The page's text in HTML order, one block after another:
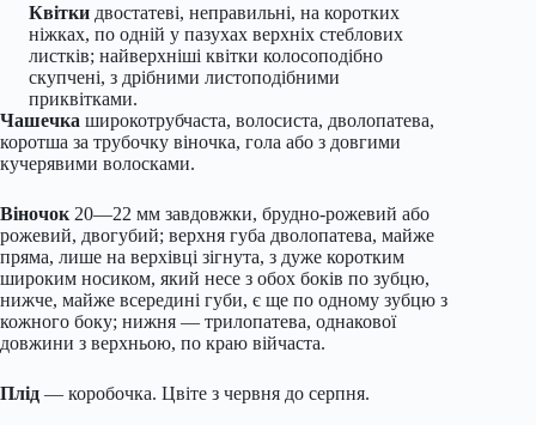
Квітки двостатеві, неправильні, на коротких
ніжках, по одній у пазухах верхніх стеблових
листків; найверхніші квітки колосоподібно
скупчені, з дрібними листоподібними
приквітками.
Чашечка широкотрубчаста, волосиста, дволопатева,
коротша за трубочку віночка, гола або з довгими
кучерявими волосками.
Віночок 20—22 мм завдовжки, брудно-рожевий або
рожевий, двогубий; верхня губа дволопатева, майже
пряма, лише на верхівці зігнута, з дуже коротким
широким носиком, який несе з обох боків по зубцю,
нижче, майже всередині губи, є ще по одному зубцю з
кожного боку; нижня — трилопатева, однакової
довжини з верхньою, по краю війчаста.
Плід — коробочка. Цвіте з червня до серпня.